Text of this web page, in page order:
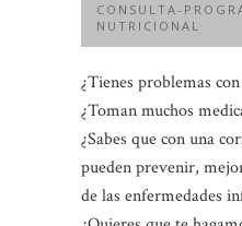
CONSULTA-
NUTRICIONAL
¿Tienes problemas
¿Toman muchos
¿Sabes que con una
pueden prevenir,
de las enfermedades